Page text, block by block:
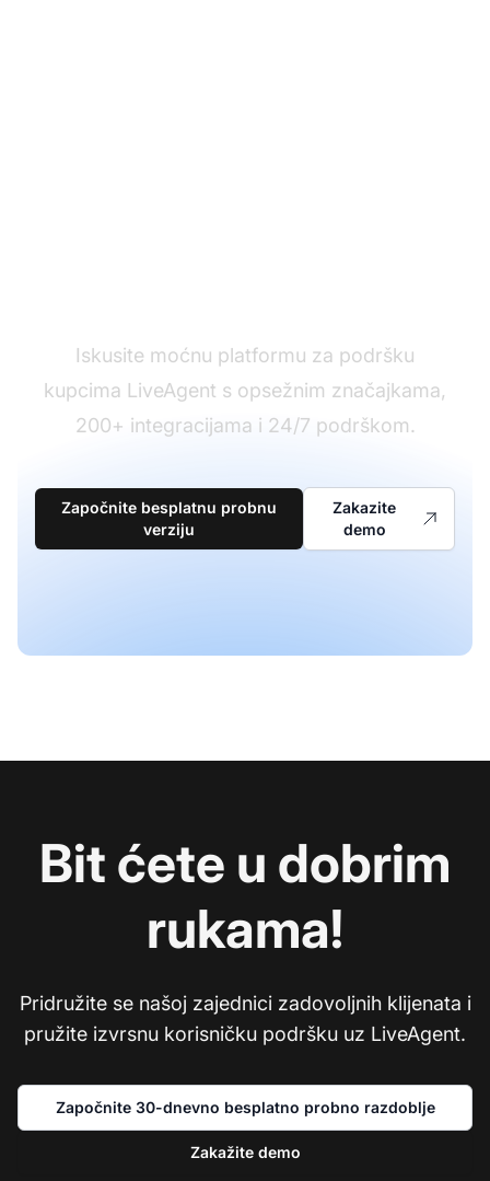
Iskusite moćnu platformu za podršku
kupcima LiveAgent s opsežnim značajkama,
200+ integracijama i 24/7 podrškom.
Započnite besplatnu probnu
verziju
Zakazite
demo
Bit ćete u dobrim
rukama!
Pridružite se našoj zajednici zadovoljnih klijenata i
pružite izvrsnu korisničku podršku uz LiveAgent.
Započnite 30-dnevno besplatno probno razdoblje
Zakažite demo